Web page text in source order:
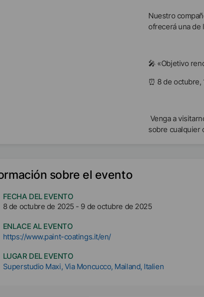
Nuestro
ofrecerá una de
🎤 «Objetivo
⏰ 8 de octubre,
Venga a
sobre cualquier
sobre el evento
FECHA DEL EVENTO
8 de octubre de 2025 - 9 de octubre de 2025
ENLACE AL EVENTO
https://www.paint-coatings.it/en/
LUGAR DEL EVENTO
Superstudio Maxi, Via Moncucco, Mailand, Italien